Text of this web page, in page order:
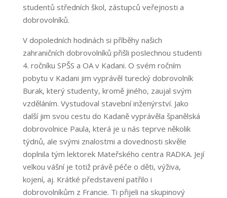
studentů středních škol, zástupců veřejnosti a
dobrovolníků.
V dopoledních hodinách si příběhy našich
zahraničních dobrovolníků přišli poslechnou studenti
4. ročníku SPŠS a OA v Kadani. O svém ročním
pobytu v Kadani jim vyprávěl turecký dobrovolník
Burak, který studenty, kromě jiného, zaujal svým
vzděláním. Vystudoval stavební inženýrství. Jako
další jim svou cestu do Kadaně vyprávěla španělská
dobrovolnice Paula, která je u nás teprve několik
týdnů, ale svými znalostmi a dovednosti skvěle
doplnila tým lektorek Mateřského centra RADKA. Její
velkou vášní je totiž právě péče o děti, výživa,
kojení, aj. Krátké představení patřilo i
dobrovolníkům z Francie. Ti přijeli na skupinový